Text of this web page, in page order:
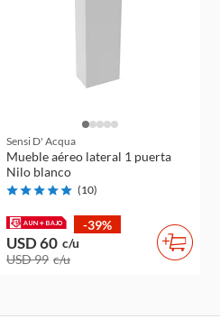
Sensi D' Acqua
Mueble aéreo lateral 1 puerta
Nilo blanco
(10)
-39%
USD 60 c/u
USD 99 c/u